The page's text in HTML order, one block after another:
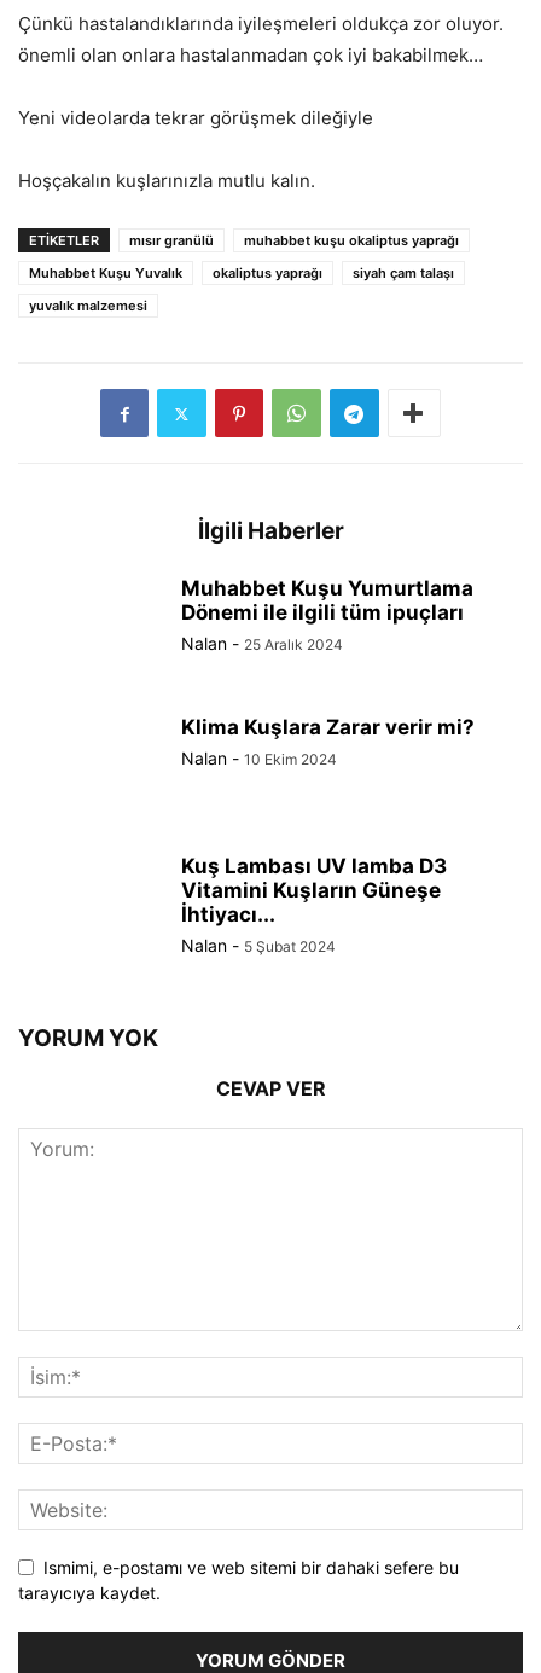
Çünkü hastalandıklarında iyileşmeleri oldukça zor oluyor.
önemli olan onlara hastalanmadan çok iyi bakabilmek…
Yeni videolarda tekrar görüşmek dileğiyle
Hoşçakalın kuşlarınızla mutlu kalın.
ETIKETLER mısır granülü
muhabbet kuşu okaliptus yaprağı
Muhabbet Kuşu Yuvalık
okaliptus yaprağı
siyah çam talaşı
yuvalık malzemesi
İlgili Haberler
Muhabbet Kuşu Yumurtlama
Dönemi ile ilgili tüm ipuçları
Nalan - 25 Aralık 2024
Klima Kuşlara Zarar verir mi?
Nalan - 10 Ekim 2024
Kuş Lambası UV lamba D3
Vitamini Kuşların Güneşe
İhtiyacı...
Nalan - 5 Şubat 2024
YORUM YOK
CEVAP VER
Ismimi, e-postamı ve web sitemi bir dahaki sefere bu
tarayıcıya kaydet.